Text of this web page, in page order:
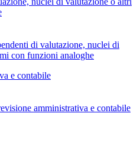
di valutazione, nuclei di
con funzioni analoghe
e contabile
amministrativa e contabile